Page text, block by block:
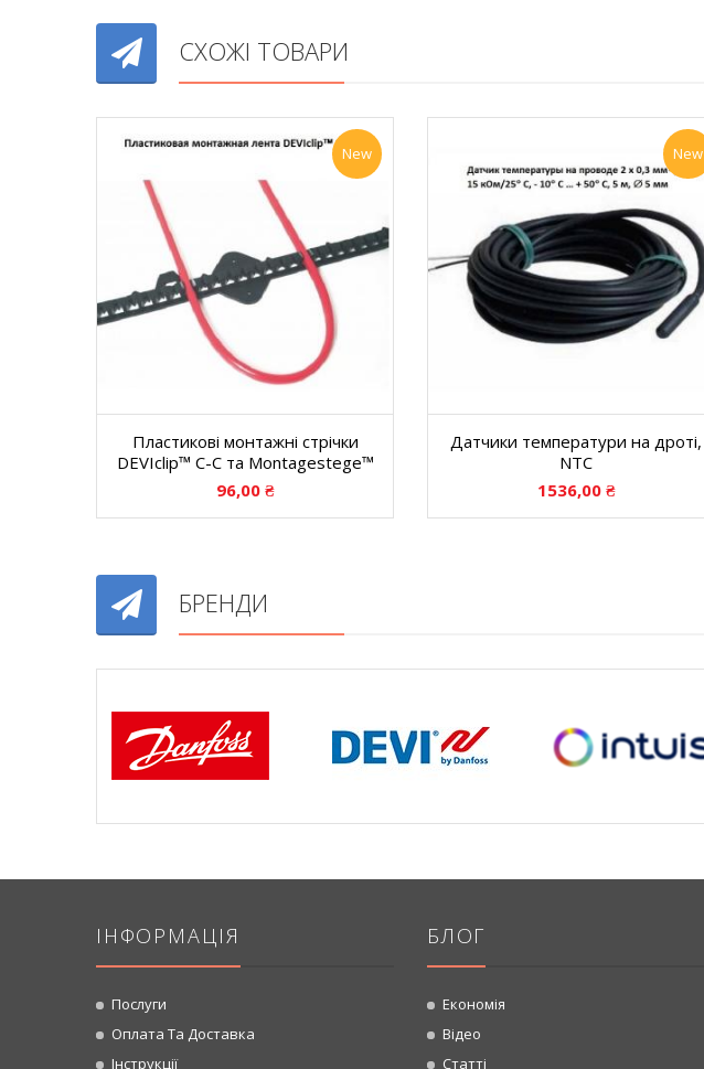
СХОЖІ ТОВАРИ
New
Пластикові монтажні стрічки
DEVIclip™ C-C та Montagestege™
96,00 ₴
New
Датчики температури на дроті,
NTC
1536,00 ₴
БРЕНДИ
ІНФОРМАЦІЯ
Послуги
Оплата Та Доставка
Інструкції
БЛОГ
Економія
Відео
Статті